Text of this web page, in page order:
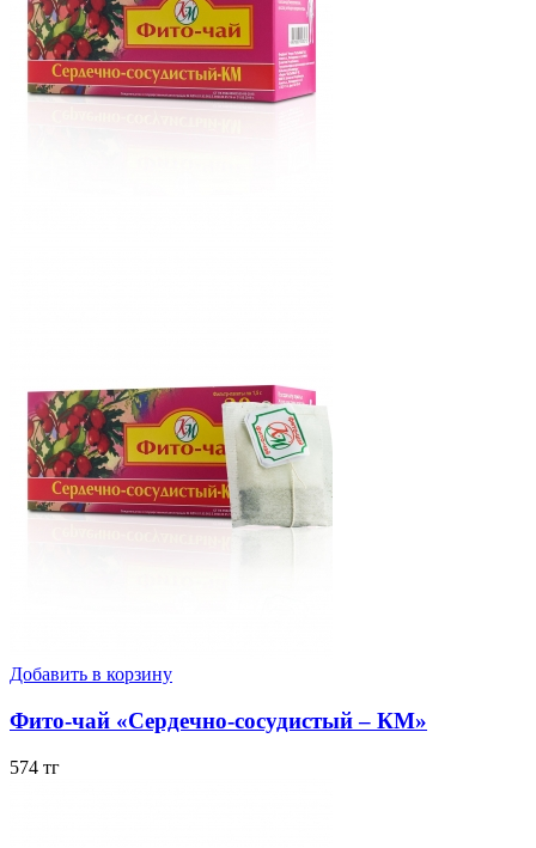
Добавить в корзину
Фито-чай «Сердечно-сосудистый – КМ»
574 тг